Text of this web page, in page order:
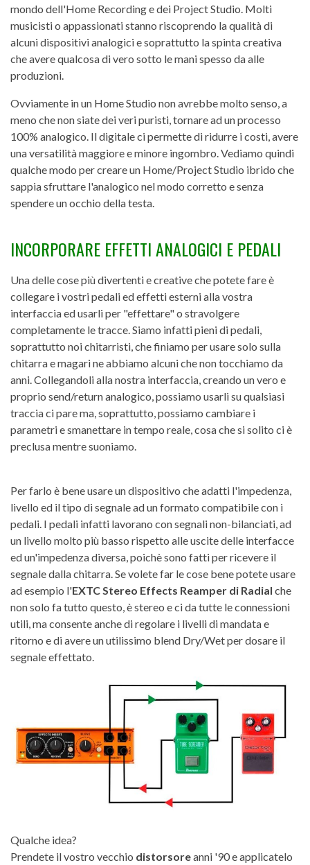
mondo dell'Home Recording e dei Project Studio. Molti
musicisti o appassionati stanno riscoprendo la qualità di
alcuni dispositivi analogici e soprattutto la spinta creativa
che avere qualcosa di vero sotto le mani spesso da alle
produzioni.
Ovviamente in un Home Studio non avrebbe molto senso, a
meno che non siate dei veri puristi, tornare ad un processo
100% analogico. Il digitale ci permette di ridurre i costi, avere
una versatilità maggiore e minore ingombro. Vediamo quindi
qualche modo per creare un Home/Project Studio ibrido che
sappia sfruttare l'analogico nel modo corretto e senza
spendere un occhio della testa.
INCORPORARE EFFETTI ANALOGICI E PEDALI
Una delle cose più divertenti e creative che potete fare è
collegare i vostri pedali ed effetti esterni alla vostra
interfaccia ed usarli per "effettare" o stravolgere
completamente le tracce. Siamo infatti pieni di pedali,
soprattutto noi chitarristi, che finiamo per usare solo sulla
chitarra e magari ne abbiamo alcuni che non tocchiamo da
anni. Collegandoli alla nostra interfaccia, creando un vero e
proprio send/return analogico, possiamo usarli su qualsiasi
traccia ci pare ma, soprattutto, possiamo cambiare i
parametri e smanettare in tempo reale, cosa che si solito ci è
preclusa mentre suoniamo.
Per farlo è bene usare un dispositivo che adatti l'impedenza,
livello ed il tipo di segnale ad un formato compatibile con i
pedali. I pedali infatti lavorano con segnali non-bilanciati, ad
un livello molto più basso rispetto alle uscite delle interfacce
ed un'impedenza diversa, poichè sono fatti per ricevere il
segnale dalla chitarra. Se volete far le cose bene potete usare
ad esempio l'EXTC Stereo Effects Reamper di Radial che
non solo fa tutto questo, è stereo e ci da tutte le connessioni
utili, ma consente anche di regolare i livelli di mandata e
ritorno e di avere un utilissimo blend Dry/Wet per dosare il
segnale effettato.
Qualche idea?
Prendete il vostro vecchio distorsoreanni '90 e applicatelo